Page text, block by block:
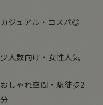
カジュアル・コスパ◎
少人数向け・女性人気
おしゃれ空間・駅徒歩2
分